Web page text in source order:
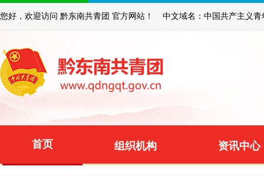
您好，欢迎访问 黔东南共青团 官方网站！ 中文域名：中国共产主义青
首页 组织机构 资讯中心